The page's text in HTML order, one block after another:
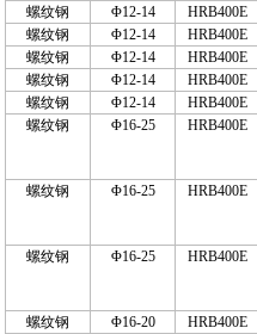
螺纹钢
Φ12-14 HRB400E
螺纹钢
Φ12-14 HRB400E
螺纹钢
Φ12-14 HRB400E
螺纹钢
Φ12-14 HRB400E
螺纹钢
Φ12-14 HRB400E
螺纹钢
Φ16-25 HRB400E
螺纹钢 Φ16-25 HRB400E
螺纹钢 Φ16-25 HRB400E
螺纹钢 Φ16-20 HRB400E